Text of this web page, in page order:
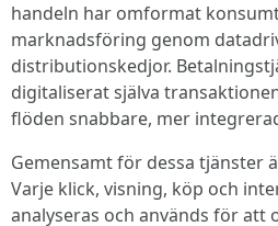
handeln har omformat
marknadsföring genom
distributionskedjor.
digitaliserat själva
flöden snabbare, mer
Gemensamt för dessa tjänster
Varje klick, visning, köp och
analyseras och används för att